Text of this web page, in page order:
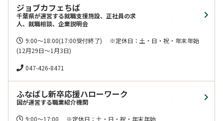
文化ホール
ビューティー・クリニック
スクール・カルチャー
公共
ジョブカフェちば
千葉県が運営する就職支援施設、正社員の求
人、就職相談、企業説明会
9:00～18:00(17:00受付終了) ※定休日：土・日・祝・年末年始
(12月29日～1月3日)
047-426-8471
ふなばし新卒応援ハローワーク
国が運営する職業紹介機関
9:00～17:00 ※定休日：土・日・祝・年末年始